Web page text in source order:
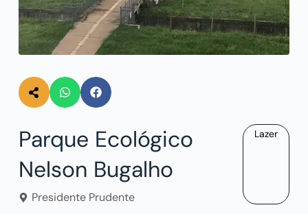
Parque Ecológico
Nelson Bugalho
Presidente Prudente
Lazer